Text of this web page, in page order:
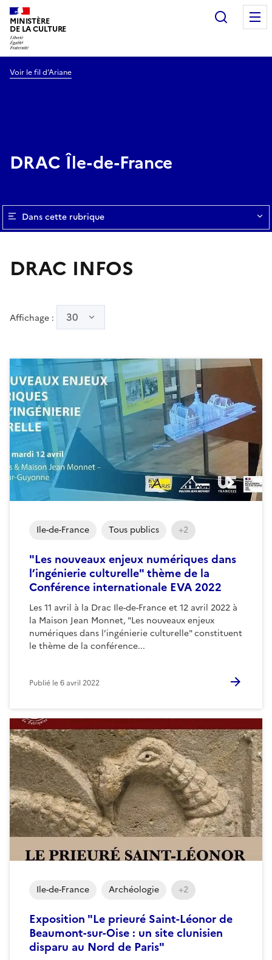
MINISTÈRE
DE LA CULTURE
Voir le fil d’Ariane
DRAC Île-de-France
Dans cette rubrique
DRAC INFOS
Affichage : 30
"Les nouveaux enjeux numériques dans
l’ingénierie culturelle" thème de la
Conférence internationale EVA 2022
Les 11 avril à la Drac Ile-de-France et 12 avril 2022 à
la Maison Jean Monnet, "Les nouveaux enjeux
numériques dans l’ingénierie culturelle" constituent
le thème de la conférence...
Ile-de-France Tous publics +2
Publié le6 avril 2022
Exposition "Le prieuré Saint-Léonor de
Beaumont-sur-Oise : un site clunisien
disparu au Nord de Paris"
Ile-de-France Archéologie +2